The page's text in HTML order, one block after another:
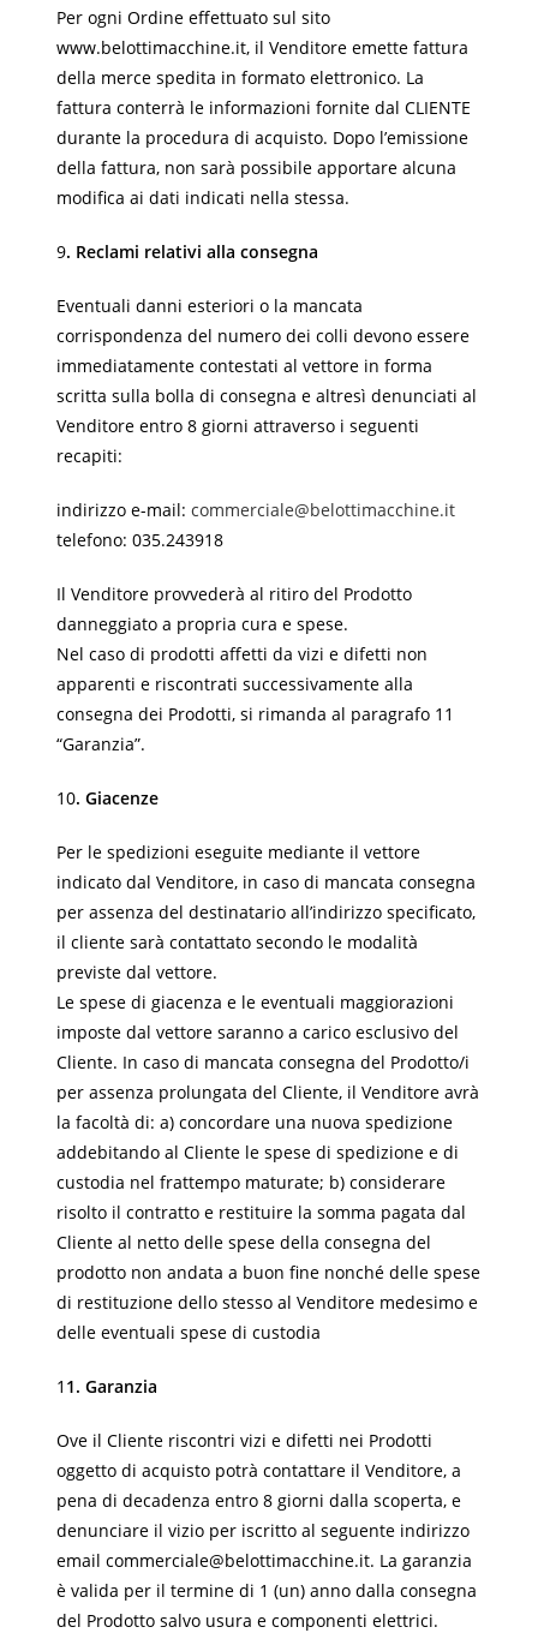
Per ogni Ordine effettuato sul sito
www.belottimacchine.it, il Venditore emette fattura
della merce spedita in formato elettronico. La
fattura conterrà le informazioni fornite dal CLIENTE
durante la procedura di acquisto. Dopo l’emissione
della fattura, non sarà possibile apportare alcuna
modifica ai dati indicati nella stessa.
9. Reclami relativi alla consegna
Eventuali danni esteriori o la mancata
corrispondenza del numero dei colli devono essere
immediatamente contestati al vettore in forma
scritta sulla bolla di consegna e altresì denunciati al
Venditore entro 8 giorni attraverso i seguenti
recapiti:
indirizzo e-mail:commerciale@belottimacchine.it
telefono: 035.243918
Il Venditore provvederà al ritiro del Prodotto
danneggiato a propria cura e spese.
Nel caso di prodotti affetti da vizi e difetti non
apparenti e riscontrati successivamente alla
consegna dei Prodotti, si rimanda al paragrafo 11
“Garanzia”.
10. Giacenze
Per le spedizioni eseguite mediante il vettore
indicato dal Venditore, in caso di mancata consegna
per assenza del destinatario all’indirizzo specificato,
il cliente sarà contattato secondo le modalità
previste dal vettore.
Le spese di giacenza e le eventuali maggiorazioni
imposte dal vettore saranno a carico esclusivo del
Cliente. In caso di mancata consegna del Prodotto/i
per assenza prolungata del Cliente, il Venditore avrà
la facoltà di: a) concordare una nuova spedizione
addebitando al Cliente le spese di spedizione e di
custodia nel frattempo maturate; b) considerare
risolto il contratto e restituire la somma pagata dal
Cliente al netto delle spese della consegna del
prodotto non andata a buon fine nonché delle spese
di restituzione dello stesso al Venditore medesimo e
delle eventuali spese di custodia
1 1. Garanzia
Ove il Cliente riscontri vizi e difetti nei Prodotti
oggetto di acquisto potrà contattare il Venditore, a
pena di decadenza entro 8 giorni dalla scoperta, e
denunciare il vizio per iscritto al seguente indirizzo
email commerciale@belottimacchine.it. La garanzia
è valida per il termine di 1 (un) anno dalla consegna
del Prodotto salvo usura e componenti elettrici.